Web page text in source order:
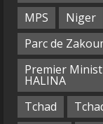
MPS
Niger
Parc de
Premier
HALINA
Tchad